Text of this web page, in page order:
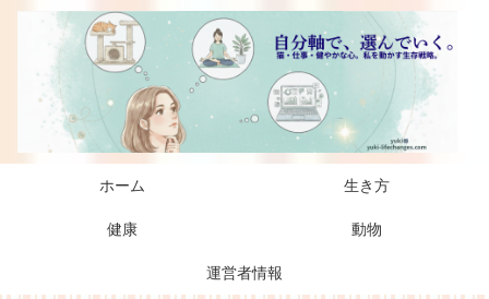
ホーム 生き方
健康 動物
運営者情報